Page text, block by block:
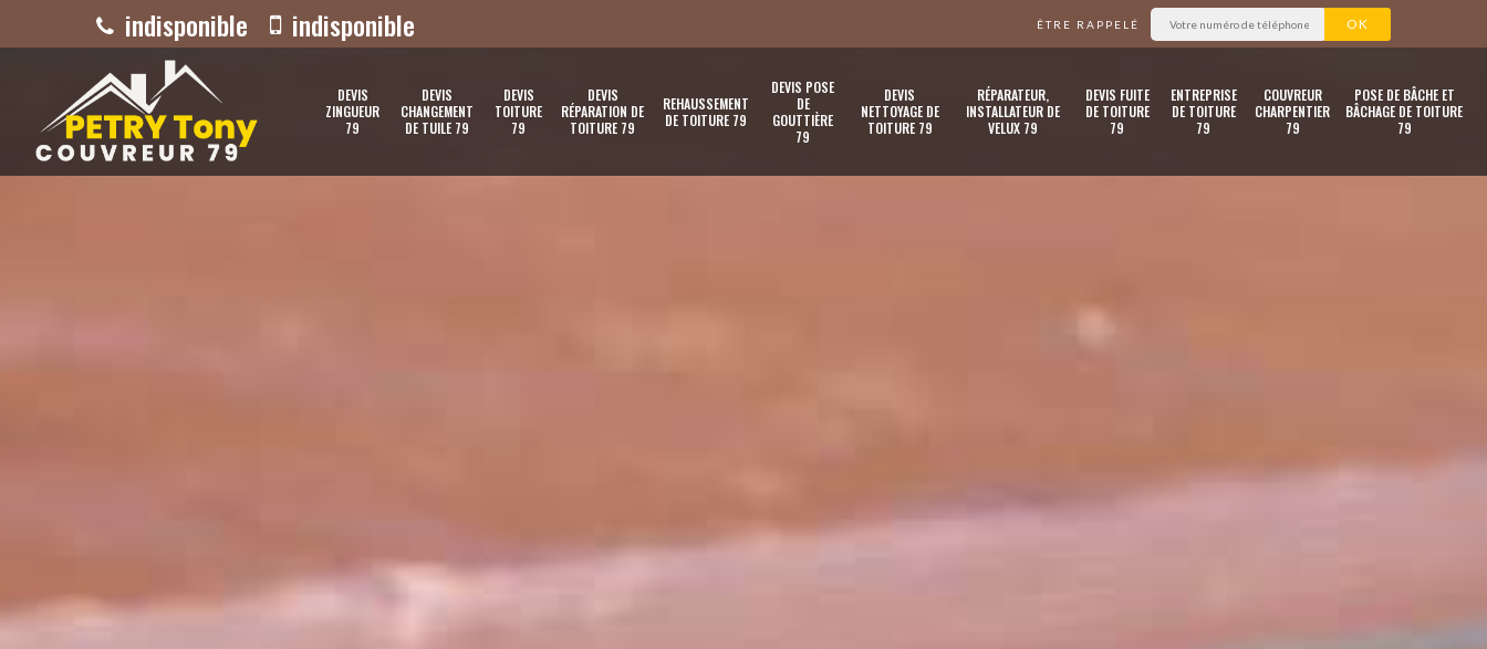
indisponible indisponible ÊTRE RAPPELÉ
DEVIS
ZINGUEUR
79
DEVIS
CHANGEMENT
DE TUILE 79
DEVIS
TOITURE
79
DEVIS
RÉPARATION DE
TOITURE 79
REHAUSSEMENT
DE TOITURE 79
DEVIS POSE
DE
GOUTTIÈRE
79
DEVIS
NETTOYAGE DE
TOITURE 79
RÉPARATEUR,
INSTALLATEUR DE
VELUX 79
DEVIS FUITE
DE TOITURE
79
ENTREPRISE
DE TOITURE
79
COUVREUR
CHARPENTIER
79
POSE DE BÂCHE ET
BÂCHAGE DE TOITURE
79